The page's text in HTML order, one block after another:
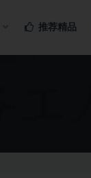
推荐精品